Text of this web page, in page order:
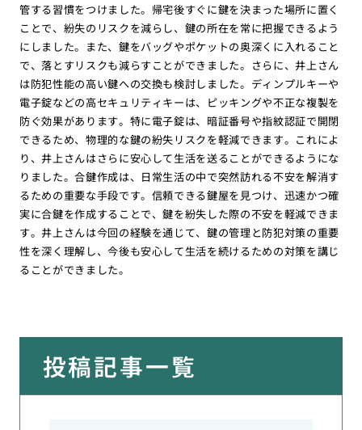
管する習慣をつけました。帰宅後すぐに鍵を決まった場所に置く
ことで、紛失のリスクを減らし、鍵の所在を常に把握できるよう
にしました。また、鍵をバッグやポケットの奥深くに入れること
で、落とすリスクも減らすことができました。さらに、井上さん
は防犯性能の高い鍵への交換も検討しました。ディンプルキーや
電子錠などの高セキュリティキーは、ピッキングや不正な複製を
防ぐ効果があります。特に電子錠は、暗証番号や指紋認証で開閉
できるため、物理的な鍵の紛失リスクを軽減できます。これによ
り、井上さんはさらに安心して生活を送ることができるようにな
りました。合鍵作成は、日常生活の中で突然訪れる不安を解消す
るための重要な手段です。信頼できる鍵屋を見つけ、迅速かつ確
実に合鍵を作成することで、鍵を紛失した際の不安を軽減できま
す。井上さんは今回の経験を通じて、鍵の管理と防犯対策の重要
性を深く理解し、今後も安心して生活を続けるための対策を講じ
ることができました。
投稿記事一覧